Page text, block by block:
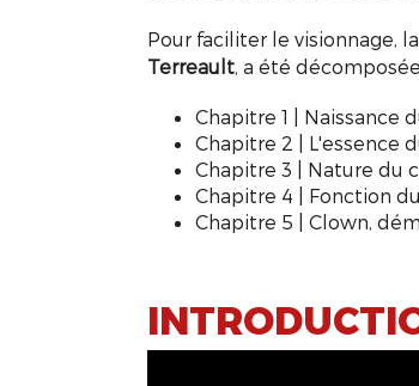
Pour faciliter le visionnage,
Terreault, a été
Chapitre 1 | Naissance
Chapitre 2 | L'essence
Chapitre 3 | Nature du
Chapitre 4 | Fonction
Chapitre 5 | Clown,